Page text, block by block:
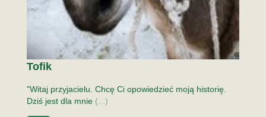
Tofik
"Witaj przyjacielu. Chcę Ci opowiedzieć moją historię.
Dziś jest dla mnie (...)